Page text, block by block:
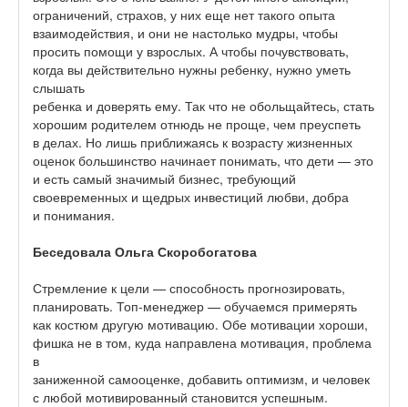
ограничений, страхов, у них еще нет такого опыта
взаимодействия, и они не настолько мудры, чтобы
просить помощи у взрослых. А чтобы почувствовать,
когда вы действительно нужны ребенку, нужно уметь
слышать
ребенка и доверять ему. Так что не обольщайтесь, стать
хорошим родителем отнюдь не проще, чем преуспеть
в делах. Но лишь приближаясь к возрасту жизненных
оценок большинство начинает понимать, что дети — это
и есть самый значимый бизнес, требующий
своевременных и щедрых инвестиций любви, добра
и понимания.
Беседовала Ольга Скоробогатова
Стремление к цели — способность прогнозировать,
планировать. Топ-менеджер — обучаемся примерять
как костюм другую мотивацию. Обе мотивации хороши,
фишка не в том, куда направлена мотивация, проблема
в
заниженной самооценке, добавить оптимизм, и человек
с любой мотивированный становится успешным.